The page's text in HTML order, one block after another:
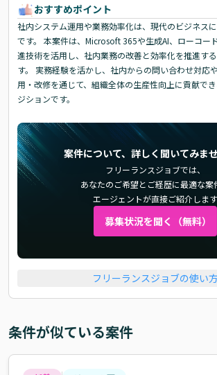
おすすめポイント
社内システム運用や業務効率化は、現代のビジネス
です。 本案件は、Microsoft 365や生成AI、ローコー
進技術を活用し、社内業務の改善と効率化を推進す
す。 実務経験を活かし、社内からの問い合わせ対応
用・改修を通じて、組織全体の生産性向上に貢献で
ジションです。
案件について、詳しく聞いてみま
フリーランスジョブでは、
あなたのご希望とご経歴に最適な案
エージェントが直接ご紹介します
募集状況を聞く（無料）
フリーランスジョブの使い
条件が似ている案件